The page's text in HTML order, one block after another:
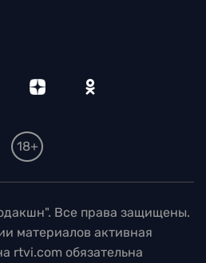
18+
Все права защищены.
материалов активная
rtvi.com обязательна